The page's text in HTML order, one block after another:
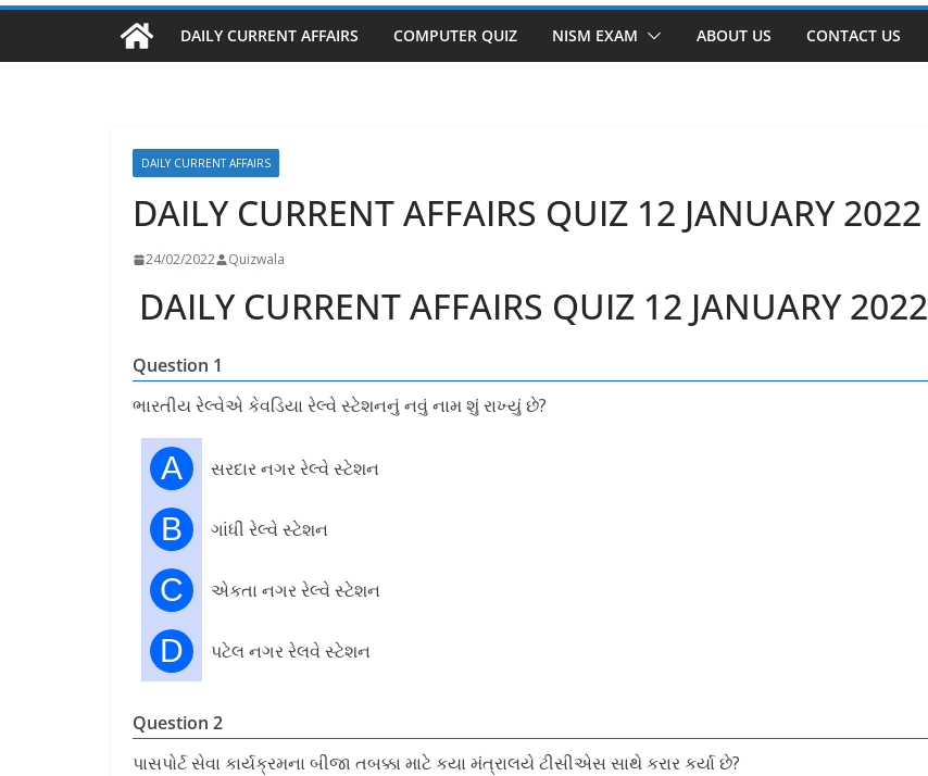
DAILY CURRENT AFFAIRS COMPUTER QUIZ NISM EXAM ABOUT US CONTACT US
DAILY CURRENT AFFAIRS
DAILY CURRENT AFFAIRS QUIZ 12 JANUARY 2022
24/02/2022 Quizwala
DAILY CURRENT AFFAIRS QUIZ 12 JANUARY 2022
Question 1
ભારતીય રેલ્વેએ કેવડિયા રેલ્વે સ્ટેશનનું નવું નામ શું રાખ્યું છે?
A સરદાર નગર રેલ્વે સ્ટેશન
B ગાંધી રેલ્વે સ્ટેશન
C એકતા નગર રેલ્વે સ્ટેશન
D પટેલ નગર રેલવે સ્ટેશન
Question 2
પાસપોર્ટ સેવા કાર્યક્રમના બીજા તબક્કા માટે કયા મંત્રાલયે ટીસીએસ સાથે કરાર કર્યા છે?